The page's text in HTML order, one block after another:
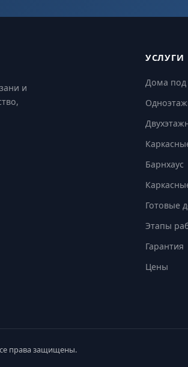
и
УСЛУГИ
Дома под
Барнхаус
Готовые
Этапы
Гарантия
Цены
права защищены.